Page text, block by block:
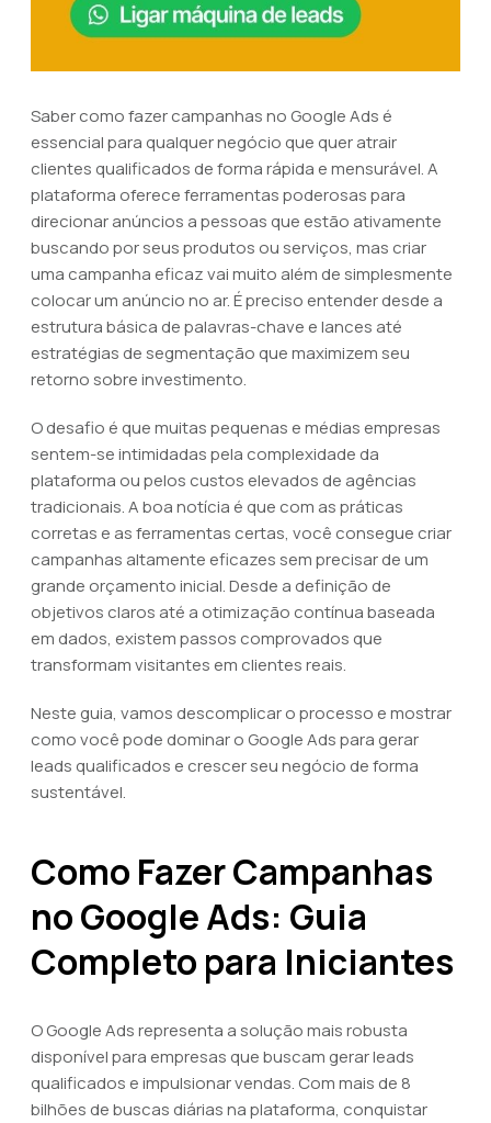
Saber como fazer campanhas no Google Ads é
essencial para qualquer negócio que quer atrair
clientes qualificados de forma rápida e mensurável. A
plataforma oferece ferramentas poderosas para
direcionar anúncios a pessoas que estão ativamente
buscando por seus produtos ou serviços, mas criar
uma campanha eficaz vai muito além de simplesmente
colocar um anúncio no ar. É preciso entender desde a
estrutura básica de palavras-chave e lances até
estratégias de segmentação que maximizem seu
retorno sobre investimento.
O desafio é que muitas pequenas e médias empresas
sentem-se intimidadas pela complexidade da
plataforma ou pelos custos elevados de agências
tradicionais. A boa notícia é que com as práticas
corretas e as ferramentas certas, você consegue criar
campanhas altamente eficazes sem precisar de um
grande orçamento inicial. Desde a definição de
objetivos claros até a otimização contínua baseada
em dados, existem passos comprovados que
transformam visitantes em clientes reais.
Neste guia, vamos descomplicar o processo e mostrar
como você pode dominar o Google Ads para gerar
leads qualificados e crescer seu negócio de forma
sustentável.
Como Fazer Campanhas
no Google Ads: Guia
Completo para Iniciantes
O Google Ads representa a solução mais robusta
disponível para empresas que buscam gerar leads
qualificados e impulsionar vendas. Com mais de 8
bilhões de buscas diárias na plataforma, conquistar